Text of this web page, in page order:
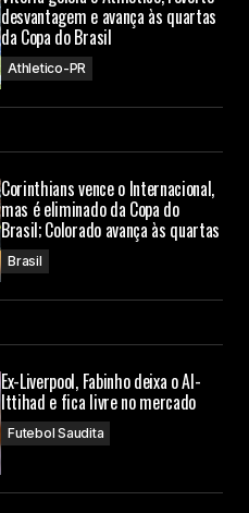
desvantagem e avança às quartas
da Copa do Brasil
Athletico-PR
Corinthians vence o Internacional,
mas é eliminado da Copa do
Brasil; Colorado avança às quartas
Brasil
Ex-Liverpool, Fabinho deixa o Al-
Ittihad e fica livre no mercado
Futebol Saudita